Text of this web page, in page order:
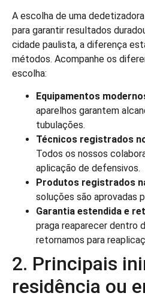
A escolha de uma
para garantir resultados
cidade paulista, a diferença
métodos. Acompanhe os
escolha:
Equipamentos
aparelhos garantem
tubulações.
Técnicos registrados
Todos os nossos
aplicação de defensivos.
Produtos registrados
soluções são aprovadas
Garantia estendida e
praga reaparecer dentro
retornamos para
2. Principais
residência ou